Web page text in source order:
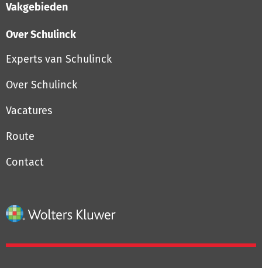
Vakgebieden
Over Schulinck
Experts van Schulinck
Over Schulinck
Vacatures
Route
Contact